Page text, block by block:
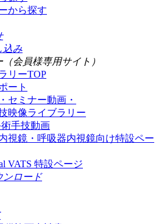
から探す
込み
会員様専用サイト）
リーTOP
ート
セミナー動画・
映像ライブラリー
手技動画
視鏡・呼吸器内視鏡向け特設ペー
VATS 特設ページ
ンロード